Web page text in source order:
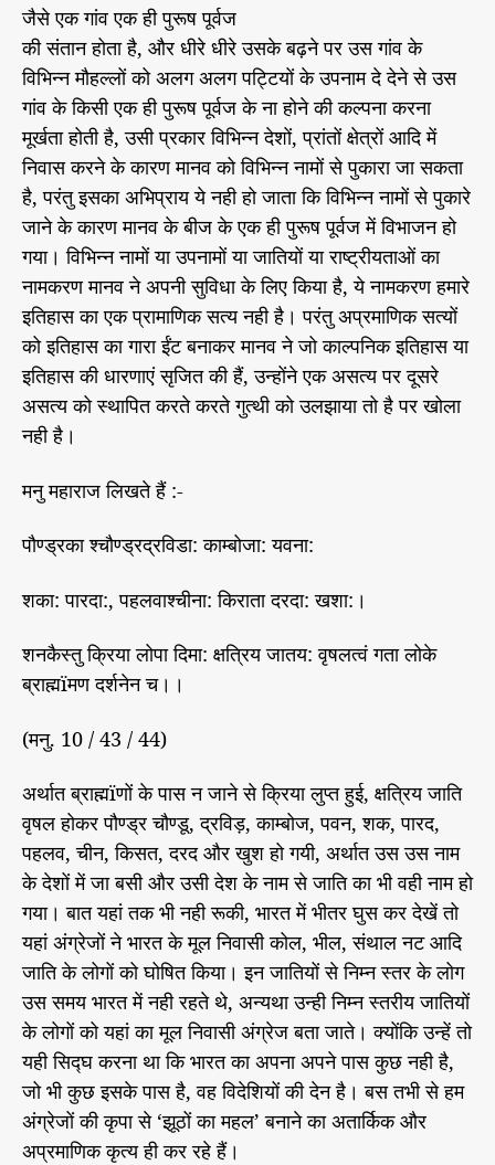
जैसे एक गांव एक ही पुरूष पूर्वज
की संतान होता है, और धीरे धीरे उसके बढ़ने पर उस गांव के
विभिन्न मौहल्लों को अलग अलग पट्टियों के उपनाम दे देने से उस
गांव के किसी एक ही पुरूष पूर्वज के ना होने की कल्पना करना
मूर्खता होती है, उसी प्रकार विभिन्न देशों, प्रांतों क्षेत्रों आदि में
निवास करने के कारण मानव को विभिन्न नामों से पुकारा जा सकता
है, परंतु इसका अभिप्राय ये नही हो जाता कि विभिन्न नामों से पुकारे
जाने के कारण मानव के बीज के एक ही पुरूष पूर्वज में विभाजन हो
गया। विभिन्न नामों या उपनामों या जातियों या राष्ट्रीयताओं का
नामकरण मानव ने अपनी सुविधा के लिए किया है, ये नामकरण हमारे
इतिहास का एक प्रामाणिक सत्य नही है। परंतु अप्रमाणिक सत्यों
को इतिहास का गारा ईंट बनाकर मानव ने जो काल्पनिक इतिहास या
इतिहास की धारणाएं सृजित की हैं, उन्होंने एक असत्य पर दूसरे
असत्य को स्थापित करते करते गुत्थी को उलझाया तो है पर खोला
नही है।
मनु महाराज लिखते हैं :-
पौण्ड्रका श्चौण्ड्रद्रविडा: काम्बोजा: यवना:
शका: पारदा:, पहलवाश्चीना: किराता दरदा: खशा:।
शनकैस्तु क्रिया लोपा दिमा: क्षत्रिय जातय: वृषलत्वं गता लोके
ब्राह्मïमण दर्शनेन च।।
(मनु. 10 / 43 / 44)
अर्थात ब्राह्मïणों के पास न जाने से क्रिया लुप्त हुई, क्षत्रिय जाति
वृषल होकर पौण्ड्र चौण्डू, द्रविड़, काम्बोज, पवन, शक, पारद,
पहलव, चीन, किसत, दरद और खुश हो गयी, अर्थात उस उस नाम
के देशों में जा बसी और उसी देश के नाम से जाति का भी वही नाम हो
गया। बात यहां तक भी नही रूकी, भारत में भीतर घुस कर देखें तो
यहां अंग्रेजों ने भारत के मूल निवासी कोल, भील, संथाल नट आदि
जाति के लोगों को घोषित किया। इन जातियों से निम्न स्तर के लोग
उस समय भारत में नही रहते थे, अन्यथा उन्ही निम्न स्तरीय जातियों
के लोगों को यहां का मूल निवासी अंग्रेज बता जाते। क्योंकि उन्हें तो
यही सिद्घ करना था कि भारत का अपना अपने पास कुछ नही है,
जो भी कुछ इसके पास है, वह विदेशियों की देन है। बस तभी से हम
अंग्रेजों की कृपा से ‘झूठों का महल’ बनाने का अतार्किक और
अप्रमाणिक कृत्य ही कर रहे हैं।